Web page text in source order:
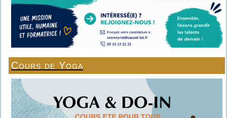
Cours de Yoga